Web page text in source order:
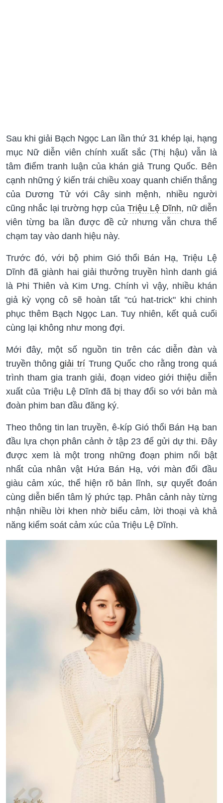
Sau khi giải Bạch Ngọc Lan lần thứ 31 khép lại, hạng
mục Nữ diễn viên chính xuất sắc (Thị hậu) vẫn là
tâm điểm tranh luận của khán giả Trung Quốc. Bên
cạnh những ý kiến trái chiều xoay quanh chiến thắng
của Dương Tử với Cây sinh mệnh, nhiều người
cũng nhắc lại trường hợp của Triệu Lệ Dĩnh, nữ diễn
viên từng ba lần được đề cử nhưng vẫn chưa thể
chạm tay vào danh hiệu này.
Trước đó, với bộ phim Gió thổi Bán Hạ, Triệu Lệ
Dĩnh đã giành hai giải thưởng truyền hình danh giá
là Phi Thiên và Kim Ưng. Chính vì vậy, nhiều khán
giả kỳ vọng cô sẽ hoàn tất "cú hat-trick" khi chinh
phục thêm Bạch Ngọc Lan. Tuy nhiên, kết quả cuối
cùng lại không như mong đợi.
Mới đây, một số nguồn tin trên các diễn đàn và
truyền thônggiải trí Trung Quốc cho rằng trong quá
trình tham gia tranh giải, đoạn video giới thiệu diễn
xuất của Triệu Lệ Dĩnh đã bị thay đổi so với bản mà
đoàn phim ban đầu đăng ký.
Theo thông tin lan truyền, ê-kíp Gió thổi Bán Hạ ban
đầu lựa chọn phân cảnh ở tập 23 để gửi dự thi. Đây
được xem là một trong những đoạn phim nổi bật
nhất của nhân vật Hứa Bán Hạ, với màn đối đầu
giàu cảm xúc, thể hiện rõ bản lĩnh, sự quyết đoán
cùng diễn biến tâm lý phức tạp. Phân cảnh này từng
nhận nhiều lời khen nhờ biểu cảm, lời thoại và khả
năng kiểm soát cảm xúc của Triệu Lệ Dĩnh.